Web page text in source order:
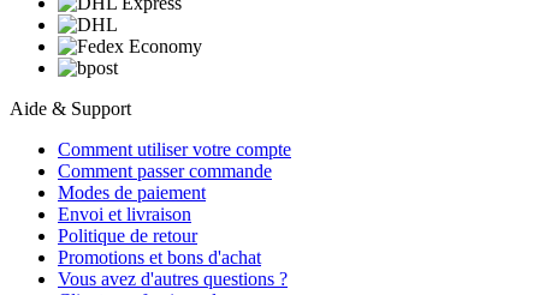
Aide & Support
Comment utiliser votre compte
Comment passer commande
Modes de paiement
Envoi et livraison
Politique de retour
Promotions et bons d'achat
Vous avez d'autres questions ?